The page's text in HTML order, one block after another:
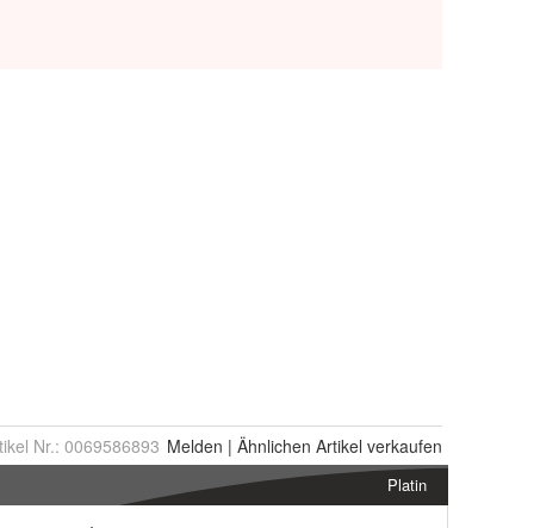
Nr.: 0069586893 Melden | Ähnlichen Artikel verkaufen
Platin